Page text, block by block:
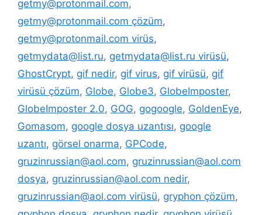
getmy@protonmail.com,
getmy@protonmail.com çözüm,
getmy@protonmail.com virüs,
getmydata@list.ru, getmydata@list.ru virüsü,
GhostCrypt, gif nedir, gif virus, gif virüsü, gif
virüsü çözüm, Globe, Globe3, GlobeImposter,
GlobeImposter 2.0, GOG, gogoogle, GoldenEye,
Gomasom, google dosya uzantısı, google
uzantı, görsel onarma, GPCode,
gruzinrussian@aol.com, gruzinrussian@aol.com
dosya, gruzinrussian@aol.com nedir,
gruzinrussian@aol.com virüsü, gryphon çözüm,